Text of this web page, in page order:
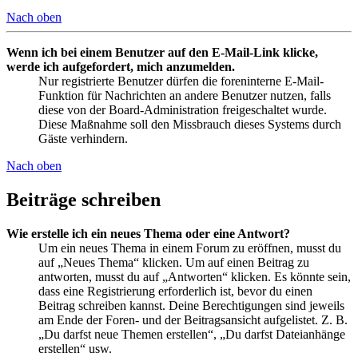
Nach oben
Wenn ich bei einem Benutzer auf den E-Mail-Link klicke,
werde ich aufgefordert, mich anzumelden.
Nur registrierte Benutzer dürfen die foreninterne E-Mail-
Funktion für Nachrichten an andere Benutzer nutzen, falls
diese von der Board-Administration freigeschaltet wurde.
Diese Maßnahme soll den Missbrauch dieses Systems durch
Gäste verhindern.
Nach oben
Beiträge schreiben
Wie erstelle ich ein neues Thema oder eine Antwort?
Um ein neues Thema in einem Forum zu eröffnen, musst du
auf „Neues Thema“ klicken. Um auf einen Beitrag zu
antworten, musst du auf „Antworten“ klicken. Es könnte sein,
dass eine Registrierung erforderlich ist, bevor du einen
Beitrag schreiben kannst. Deine Berechtigungen sind jeweils
am Ende der Foren- und der Beitragsansicht aufgelistet. Z. B.
„Du darfst neue Themen erstellen“, „Du darfst Dateianhänge
erstellen“ usw.